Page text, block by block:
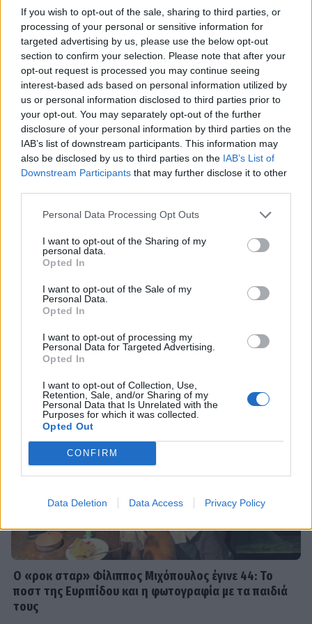
If you wish to opt-out of the sale, sharing to third parties, or
processing of your personal or sensitive information for
targeted advertising by us, please use the below opt-out
section to confirm your selection. Please note that after your
opt-out request is processed you may continue seeing
interest-based ads based on personal information utilized by
us or personal information disclosed to third parties prior to
your opt-out. You may separately opt-out of the further
disclosure of your personal information by third parties on the
IAB’s list of downstream participants. This information may
also be disclosed by us to third parties on the IAB’s List of
Downstream Participants that may further disclose it to other
Personal Data Processing Opt Outs
I want to opt-out of the Sharing of my
personal data.
Opted In
I want to opt-out of the Sale of my
Personal Data.
Opted In
I want to opt-out of processing my
Personal Data for Targeted Advertising.
Opted In
I want to opt-out of Collection, Use,
Retention, Sale, and/or Sharing of my
Personal Data that Is Unrelated with the
Purposes for which it was collected.
Opted Out
CONFIRM
Data Deletion Data Access Privacy Policy
SHOWBIZ
Νατάσα Εξηνταβελώνη: Η πιο
τρυφερή αγκαλιά στη Λίλα
Μπακλέση που μόλις γέννησε
SHOWBIZ
Κωνσταντίνος Αργυρός:
«Μεσοπέλαγα αρμενίζω»
SHOWBIZ
Τσιτσιπάς και Kristen Thoms: Ο
έρωτας που φέρνει την απόλυτη
ισορροπία στην καριέρα του
πρωταθλητή
SHOWBIZ
γνωστή τραγουδίστρια μετά από
έντονη αδιαθεσία σε live εμφάνιση
Οικονομάκου - Τσερέλα: Συνεχίζουν
Μπόρα - Νέες φωτογραφίες
SHOWBIZ
Ανδρέας Γεωργίου: «Η γέννηση της
κόρης μου άλλαξε ριζικά τη ζωή μου
και με αναδιαμόρφωσε ως
πραγματογνώμονα για το σφοδρό δυστύχημα
Οι παικταράδες που δεν έγιναν ποτέ οι θρύλοι που
Ο «ροκ σταρ» Φίλιππος Μιχόπουλος έγινε 44: Το
ποστ της Ευριπίδου και η φωτογραφία με τα παιδιά
τους